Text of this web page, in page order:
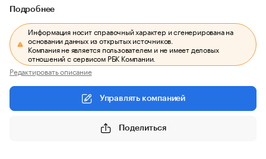
Подробнее
Информация носит справочный характер и сгенерирована на
основании данных из открытых источников.
Компания не является пользователем и не имеет деловых
отношений с сервисом РБК Компании.
Редактировать описание
Управлять компанией
Поделиться